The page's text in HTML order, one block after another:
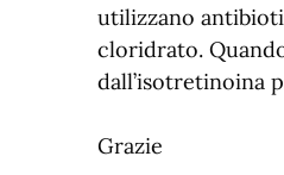
utilizzano
cloridrato.
dall’isotretinoina
Grazie